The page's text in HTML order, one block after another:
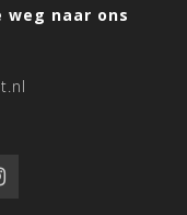
weg naar ons